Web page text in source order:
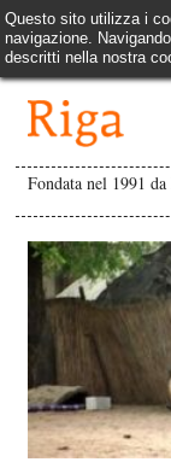
Questo sito utilizza i
navigazione.
descritti nella nostra
Fondata nel 1991